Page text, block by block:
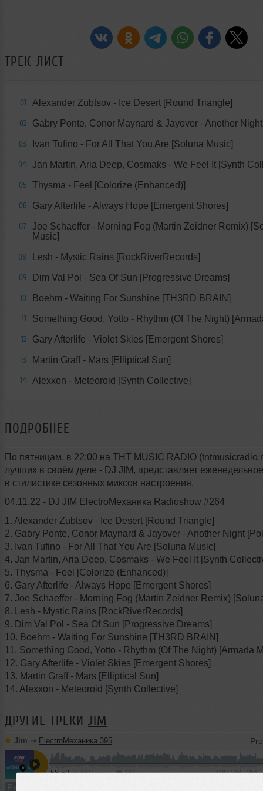
ТРЕК-ЛИСТ
01 Alexander Zubtsov - Ice Desert [Round Triangle]
02 Gabry Ponte, Conor Maynard & Jayover - Another
03 Ivan Tufino - For All That You Are [Soluna Music]
04 Jan Martin, Aria Deep, Cosmaks - We Feel It [Synth
05 Thysma - Feel [Colorize (Enhanced)]
06 Gary Afterlife - Always Hope [Emergent Shores]
07
Joe Schaeffer - Morning Fog (Martin Zeidner Remix)
Music]
08 Lesh - Mystic Rains [RockRiverRecords]
09 Dim Val Pol - Sea Of Sun [Progressive Dreams]
10 Boehm - Waiting For Sunshine [TH3RD BRAIN]
11 Something Good, Yotto - Rhythm (Of The Night)
12 Gary Afterlife - Violet Skies [Emergent Shores]
13 Martin Graff - Mars [Elliptical Sun]
14 Alexxon - Meteoroid [Synth Collective]
ПОДРОБНЕЕ
По пятницам, в 22:00 на THT MUSIC RADIO
лучших в своём деле - DJ JIM, представляет
в стилистике сезонных миксов настроения.
04.11.22 - DJ JIM ElectroМеханика Radioshow #264
1. Alexander Zubtsov - Ice Desert [Round Triangle]
2. Gabry Ponte, Conor Maynard & Jayover - Another Night
3. Ivan Tufino - For All That You Are [Soluna Music]
4. Jan Martin, Aria Deep, Cosmaks - We Feel It [Synth
5. Thysma - Feel [Colorize (Enhanced)]
6. Gary Afterlife - Always Hope [Emergent Shores]
7. Joe Schaeffer - Morning Fog (Martin Zeidner Remix)
8. Lesh - Mystic Rains [RockRiverRecords]
9. Dim Val Pol - Sea Of Sun [Progressive Dreams]
10. Boehm - Waiting For Sunshine [TH3RD BRAIN]
11. Something Good, Yotto - Rhythm (Of The Night) [Armada
12. Gary Afterlife - Violet Skies [Emergent Shores]
13. Martin Graff - Mars [Elliptical Sun]
14. Alexxon - Meteoroid [Synth Collective]
ДРУГИЕ ТРЕКИ JIM
Jim ➝ ElectroМеханика 395
58:59 660 раз 152 109 MB, 256
Радио-шоу